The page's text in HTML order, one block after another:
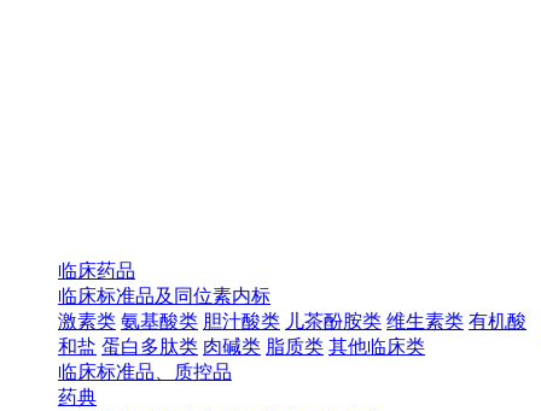
临床药品
临床标准品及同位素内标
激素类 氨基酸类 胆汁酸类 儿茶酚胺类 维生素类 有机酸
和盐 蛋白多肽类 肉碱类 脂质类 其他临床类
临床标准品、质控品
药典